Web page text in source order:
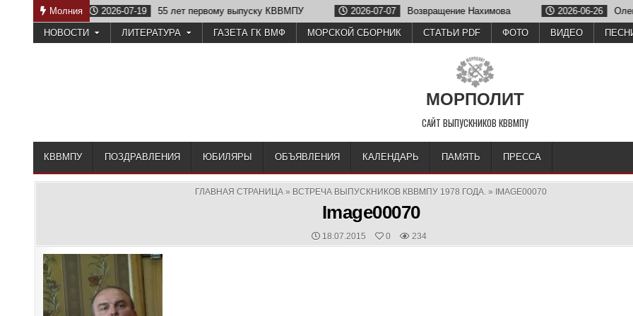
Молния2026-07-19 55 лет первому выпуску КВВМПУ 2026-07-07 Возвращение Нахимова 2026-06-26 Олег
НОВОСТИ ЛИТЕРАТУРА ГАЗЕТА ГК ВМФ МОРСКОЙ СБОРНИК СТАТЬИ PDF ФОТО ВИДЕО
МОРПОЛИТ
САЙТ ВЫПУСКНИКОВ КВВМПУ
КВВМПУ ПОЗДРАВЛЕНИЯ ЮБИЛЯРЫ ОБЪЯВЛЕНИЯ КАЛЕНДАРЬ ПАМЯТЬ ПРЕССА
ГЛАВНАЯ СТРАНИЦА » ВСТРЕЧА ВЫПУСКНИКОВ КВВМПУ 1978 ГОДА. » IMAGE00070
Image00070
PUBLISHED
DATE:
18.07.2015 0 234